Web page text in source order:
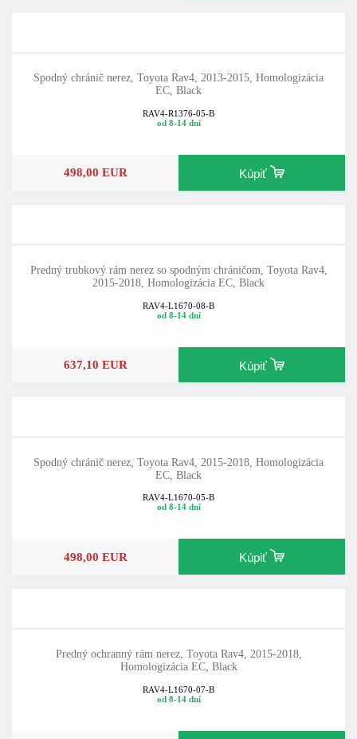
Spodný chránič nerez, Toyota Rav4, 2013-2015, Homologizácia
EC, Black
RAV4-R1376-05-B
od 8-14 dní
498,00 EUR Kúpiť
Predný trubkový rám nerez so spodným chráničom, Toyota Rav4,
2015-2018, Homologizácia EC, Black
RAV4-L1670-08-B
od 8-14 dní
637,10 EUR Kúpiť
Spodný chránič nerez, Toyota Rav4, 2015-2018, Homologizácia
EC, Black
RAV4-L1670-05-B
od 8-14 dní
498,00 EUR Kúpiť
Predný ochranný rám nerez, Toyota Rav4, 2015-2018,
Homologizácia EC, Black
RAV4-L1670-07-B
od 8-14 dní